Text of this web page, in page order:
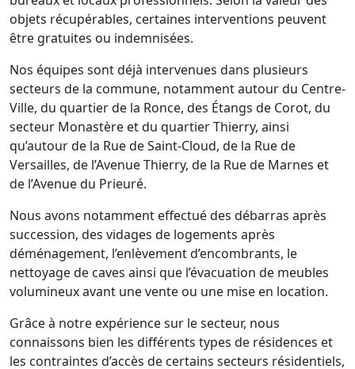
objets récupérables, certaines interventions peuvent
être gratuites ou indemnisées.
Nos équipes sont déjà intervenues dans plusieurs
secteurs de la commune, notamment autour du Centre-
Ville, du quartier de la Ronce, des Étangs de Corot, du
secteur Monastère et du quartier Thierry, ainsi
qu’autour de la Rue de Saint-Cloud, de la Rue de
Versailles, de l’Avenue Thierry, de la Rue de Marnes et
de l’Avenue du Prieuré.
Nous avons notamment effectué des débarras après
succession, des vidages de logements après
déménagement, l’enlèvement d’encombrants, le
nettoyage de caves ainsi que l’évacuation de meubles
volumineux avant une vente ou une mise en location.
Grâce à notre expérience sur le secteur, nous
connaissons bien les différents types de résidences et
les contraintes d’accès de certains secteurs résidentiels,